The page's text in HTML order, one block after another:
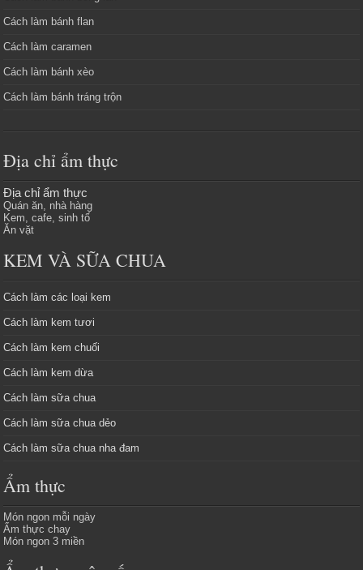
Cách làm bánh flan
Cách làm caramen
Cách làm bánh xèo
Cách làm bánh tráng trộn
Địa chỉ ẩm thực
Địa chỉ ẩm thực
Quán ăn, nhà hàng
Kem, cafe, sinh tố
Ăn vặt
KEM VÀ SỮA CHUA
Cách làm các loại kem
Cách làm kem tươi
Cách làm kem chuối
Cách làm kem dừa
Cách làm sữa chua
Cách làm sữa chua dẻo
Cách làm sữa chua nha đam
Ẩm thực
Món ngon mỗi ngày
Ẩm thực chay
Món ngon 3 miền